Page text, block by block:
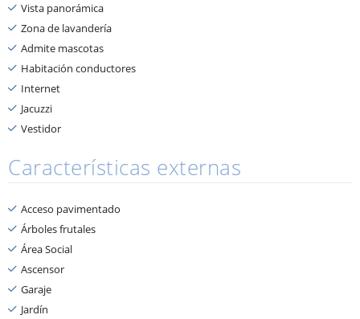
Vista panorámica
Zona de lavandería
Admite mascotas
Habitación conductores
Internet
Jacuzzi
Vestidor
Características externas
Acceso pavimentado
Árboles frutales
Área Social
Ascensor
Garaje
Jardín